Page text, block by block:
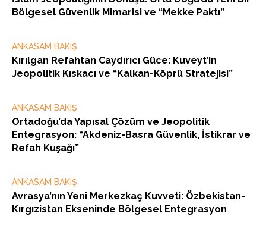
Bölgesel Güvenlik Mimarisi ve “Mekke Paktı”
ANKASAM BAKIŞ
Kırılgan Refahtan Caydırıcı Güce: Kuveyt’in
Jeopolitik Kıskacı ve “Kalkan-Köprü Stratejisi”
ANKASAM BAKIŞ
Ortadoğu’da Yapısal Çözüm ve Jeopolitik
Entegrasyon: “Akdeniz-Basra Güvenlik, İstikrar ve
Refah Kuşağı”
ANKASAM BAKIŞ
Avrasya’nın Yeni Merkezkaç Kuvveti: Özbekistan-
Kırgızistan Ekseninde Bölgesel Entegrasyon